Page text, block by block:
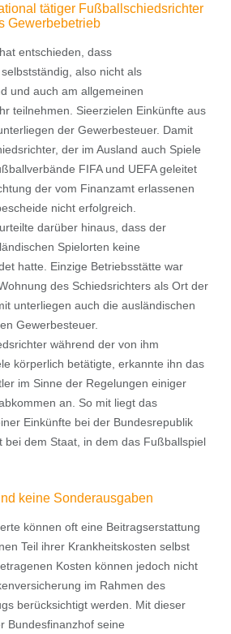
tätiger Fußballschiedsrichter
Gewerbebetrieb
entschieden, dass
also nicht als
und auch am allgemeinen
teilnehmen. Sieerzielen Einkünfte aus
der Gewerbesteuer. Damit
der im Ausland auch Spiele
FIFA und UEFA geleitet
der vom Finanzamt erlassenen
nicht erfolgreich.
darüber hinaus, dass der
Spielorten keine
hatte. Einzige Betriebsstätte war
des Schiedsrichters als Ort der
unterliegen auch die ausländischen
Gewerbesteuer.
während der von ihm
körperlich betätigte, erkannte ihn das
im Sinne der Regelungen einiger
an. So mit liegt das
Einkünfte bei der Bundesrepublik
bei dem Staat, in dem das Fußballspiel
keine Sonderausgaben
können oft eine Beitragserstattung
Teil ihrer Krankheitskosten selbst
Kosten können jedoch nicht
im Rahmen des
berücksichtigt werden. Mit dieser
Bundesfinanzhof seine